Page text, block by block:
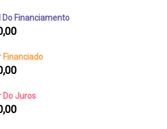
Do Financiamento
Financiado
Do Juros